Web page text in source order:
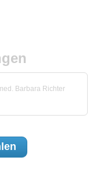
Barbara Richter